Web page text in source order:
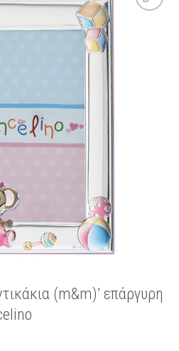
(m&m)’ επάργυρη